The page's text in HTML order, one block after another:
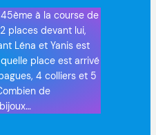
45ème à la course de
places devant lui,
Léna et Yanis est
place est arrivé
4 colliers et 5
de